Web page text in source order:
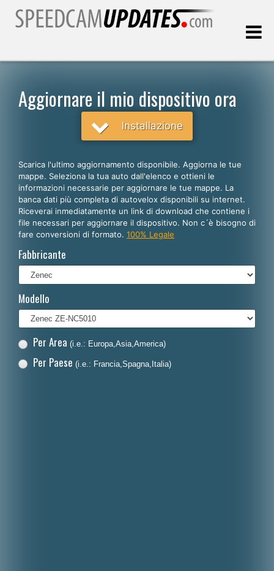
Italiano
English
Español
Deutsch
Polski
Dansk
Aggiornare il mio dispositivo ora
Installazione
Scarica l'ultimo aggiornamento disponibile. Aggiorna le tue
mappe. Seleziona la tua auto dall'elenco e ottieni le
informazioni necessarie per aggiornare le tue mappe. La
banca dati più completa di autovelox disponibili su internet.
Riceverai inmediatamente un link di download che contiene i
file necessari per aggiornare il dispositivo. Non c´è bisogno di
fare conversioni di formato. 100% Legale
Fabbricante
Modello
Per Area (i.e.: Europa,Asia,America)
Per Paese (i.e.: Francia,Spagna,Italia)